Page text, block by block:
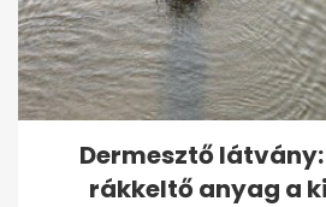
Megható
és Harryékről:
Dermesztő
rákkeltő anyag a